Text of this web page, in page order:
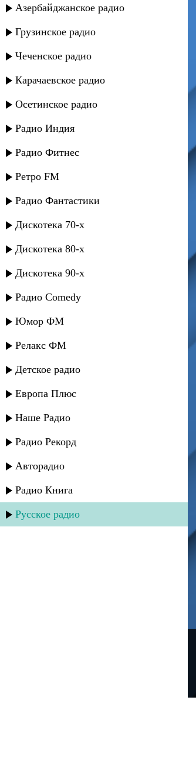
Азербайджанское радио
Грузинское радио
Чеченское радио
Карачаевское радио
Осетинское радио
Радио Индия
Радио Фитнес
Ретро FM
Радио Фантастики
Дискотека 70-х
Дискотека 80-х
Дискотека 90-х
Радио Comedy
Юмор ФМ
Релакс ФМ
Детское радио
Европа Плюс
Наше Радио
Радио Рекорд
Авторадио
Радио Книга
Русское радио